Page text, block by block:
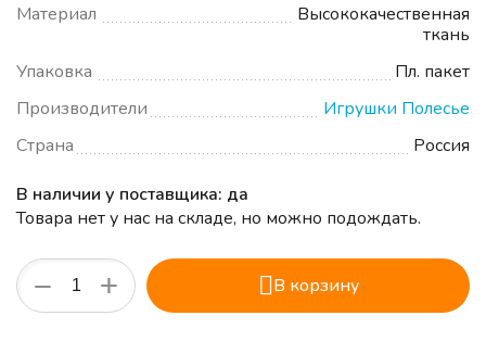
Материал
Высококачественная
ткань
Упаковка
Пл. пакет
Производители
Игрушки Полесье
Страна
Россия
В наличии у поставщика: да
Товара нет у нас на складе, но можно подождать.
+
− В корзину